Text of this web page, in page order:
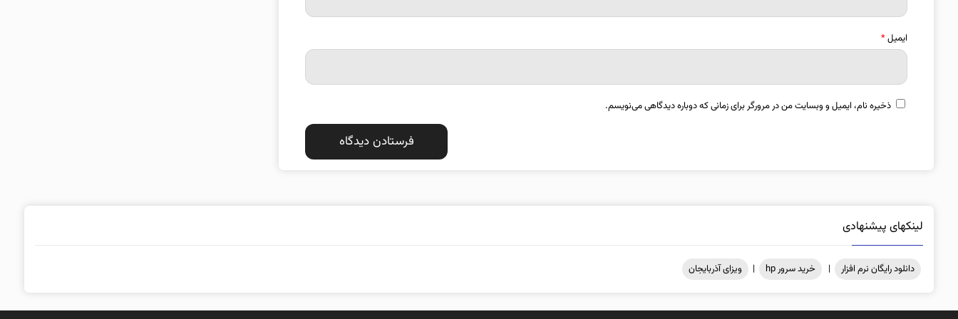
ایمیل*
ذخیره نام، ایمیل و وبسایت من در مرورگر برای زمانی که دوباره دیدگاهی می‌نویسم.
لینکهای پیشنهادی
دانلود رایگان نرم افزار | خرید سرور hp | ویزای آذربایجان